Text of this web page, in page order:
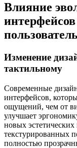
Влияние
Изменение
тактильному
Современные
интерфейсов,
ощущений, чем от
улучшает
новых
текстурированных
полностью